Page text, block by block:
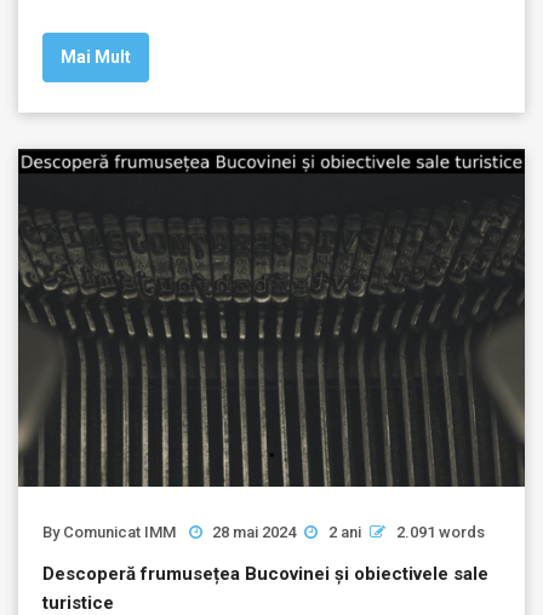
Mai Mult
By Comunicat IMM 28 mai 2024 2 ani 2.091 words
Descoperă frumusețea Bucovinei și obiectivele sale
turistice